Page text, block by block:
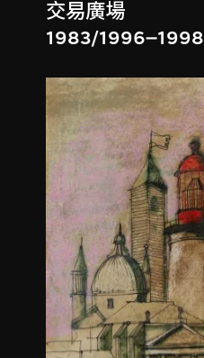
交易廣場
1983/1996–1998